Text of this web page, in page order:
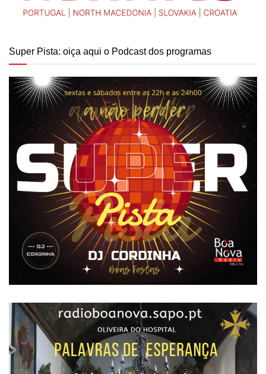
Super Pista: oiça aqui o Podcast dos programas